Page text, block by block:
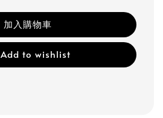
加入購物車
Add to wishlist